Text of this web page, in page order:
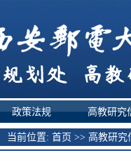
政策法规 高教研究
当前位置: 首页 >> 高教研究